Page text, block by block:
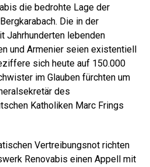
die bedrohte Lage der
Die in der
Jahrhunderten lebenden
und Armenier seien existentiell
sich heute auf 150.000
im Glauben fürchten um
des
Katholiken Marc Frings
Vertreibungsnot richten
Renovabis einen Appell mit